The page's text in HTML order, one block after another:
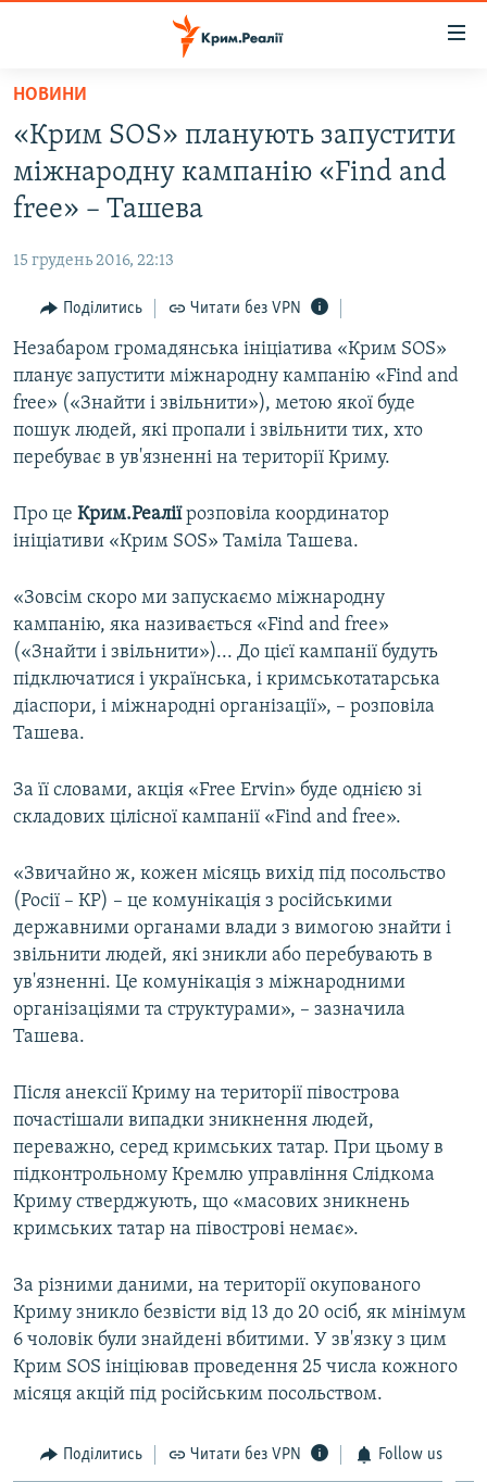
Перейти
основного
матеріалу
Перейти
до
основної
навігації
Перейти
пошуку
ВОДА.КРИМ
ВІДЕО ТА ФОТО
БЛОГИ
ПОГЛЯД
ІНТЕРВ'Ю
ВСЕ ЗА ДЕНЬ
СПЕЦПРОЕКТИ
ДЕПОРТАЦІЯ
ВІДЕОУРОКИ «ELIFBE»
СВІДЧЕННЯ ОКУПАЦІЇ
ІНФОГРАФІКА
ЯК ОБІЙТИ БЛОКУВАННЯ
Русский
ДОЛУЧАЙСЯ!
Усі сайти RFE/RL
НОВИНИ
«Крим SOS» планують запустити
міжнародну кампанію «Find and
free» – Ташева
15 грудень 2016, 22:13
Поділитись Читати без VPN
Незабаром громадянська ініціатива «Крим SOS»
планує запустити міжнародну кампанію «Find and
free» («Знайти і звільнити»), метою якої буде
пошук людей, які пропали і звільнити тих, хто
перебуває в ув'язненні на території Криму.
Про це Крим.Реаліїрозповіла координатор
ініціативи «Крим SOS» Таміла Ташева.
«Зовсім скоро ми запускаємо міжнародну
кампанію, яка називається «Find and free»
(«Знайти і звільнити»)... До цієї кампанії будуть
підключатися і українська, і кримськотатарська
діаспори, і міжнародні організації», – розповіла
Ташева.
За її словами, акція «Free Ervin» буде однією зі
складових цілісної кампанії «Find and free».
«Звичайно ж, кожен місяць вихід під посольство
(Росії – КР) – це комунікація з російськими
державними органами влади з вимогою знайти і
звільнити людей, які зникли або перебувають в
ув'язненні. Це комунікація з міжнародними
організаціями та структурами», – зазначила
Ташева.
Після анексії Криму на території півострова
почастішали випадки зникнення людей,
переважно, серед кримських татар. При цьому в
підконтрольному Кремлю управління Слідкома
Криму стверджують, що «масових зникнень
кримських татар на півострові немає».
За різними даними, на території окупованого
Криму зникло безвісти від 13 до 20 осіб, як мінімум
6 чоловік були знайдені вбитими. У зв'язку з цим
Крим SOS ініціював проведення 25 числа кожного
місяця акцій під російським посольством.
Поділитись Читати без VPN Follow us